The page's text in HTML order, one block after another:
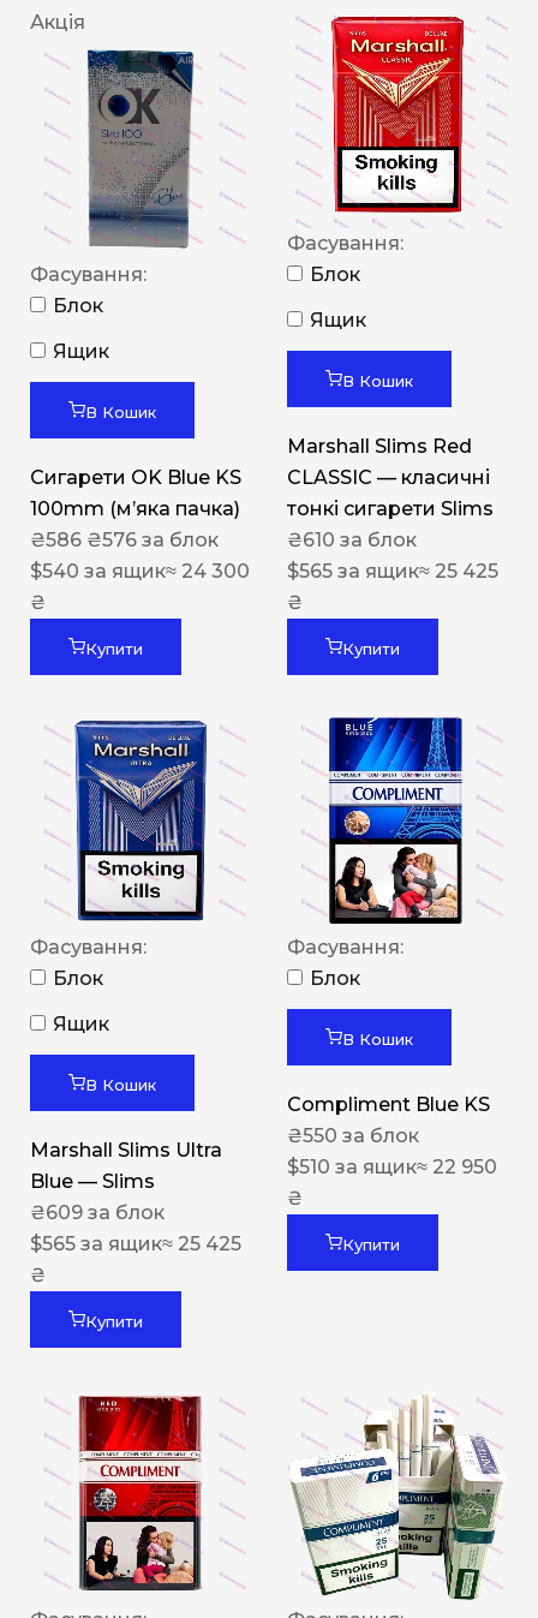
Акція
Фасування:
Блок
Ящик
В Кошик
Сигарети OK Blue KS
100mm (м’яка пачка)
₴586 ₴576 за блок
$540 за ящик≈ 24 300
₴
Купити
Фасування:
Блок
Ящик
В Кошик
Marshall Slims Red
CLASSIC — класичні
тонкі сигарети Slims
₴610 за блок
$565 за ящик≈ 25 425
₴
Купити
Фасування:
Блок
Ящик
В Кошик
Marshall Slims Ultra
Blue — Slims
₴609 за блок
$565 за ящик≈ 25 425
₴
Купити
Фасування:
Блок
В Кошик
Compliment Blue KS
₴550 за блок
$510 за ящик≈ 22 950
₴
Купити